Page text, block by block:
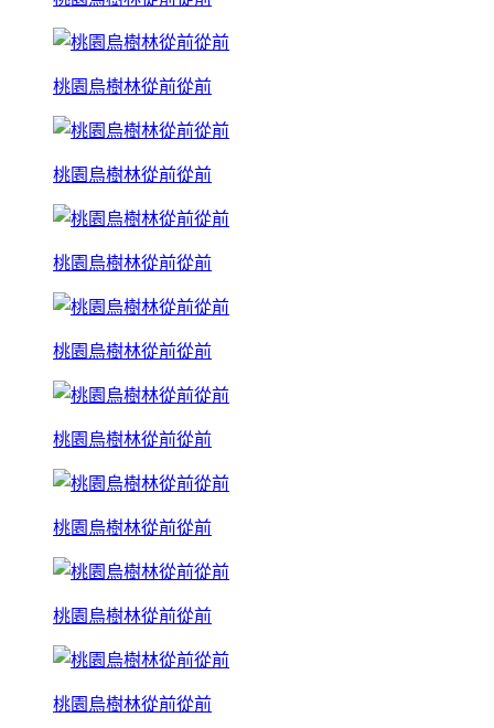
桃園烏樹林從前從前
桃園烏樹林從前從前
桃園烏樹林從前從前
桃園烏樹林從前從前
桃園烏樹林從前從前
桃園烏樹林從前從前
桃園烏樹林從前從前
桃園烏樹林從前從前